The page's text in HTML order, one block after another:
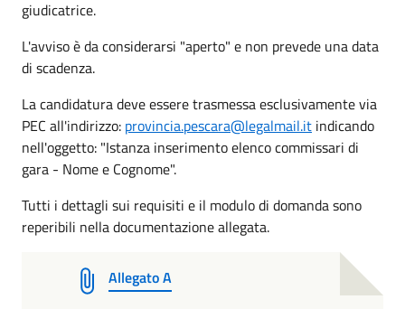
giudicatrice.
L'avviso è da considerarsi "aperto" e non prevede una data
di scadenza.
La candidatura deve essere trasmessa esclusivamente via
PEC all'indirizzo: provincia.pescara@legalmail.it indicando
nell'oggetto: "Istanza inserimento elenco commissari di
gara - Nome e Cognome".
Tutti i dettagli sui requisiti e il modulo di domanda sono
reperibili nella documentazione allegata.
Allegato A